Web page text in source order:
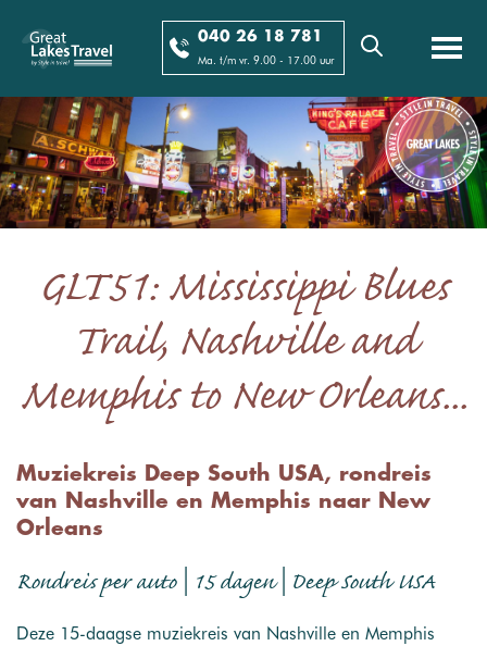
040 26 18 781
Ma. t/m vr. 9.00 - 17.00 uur
GLT51: Mississippi Blues
Trail, Nashville and
Memphis to New Orleans...
Muziekreis Deep South USA, rondreis
van Nashville en Memphis naar New
Orleans
Rondreis per auto | 15 dagen | Deep South USA
Deze 15-daagse muziekreis van Nashville en Memphis